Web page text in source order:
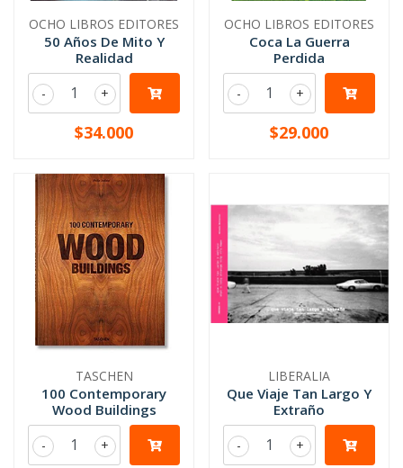
OCHO LIBROS EDITORES
50 Años De Mito Y
Realidad
+
-
$34.000
OCHO LIBROS EDITORES
Coca La Guerra
Perdida
+
-
$29.000
TASCHEN
100 Contemporary
Wood Buildings
+
-
LIBERALIA
Que Viaje Tan Largo Y
Extraño
+
-